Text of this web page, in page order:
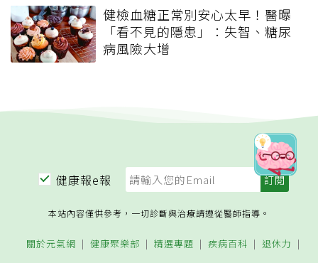
健檢血糖正常別安心太早！醫曝
「看不見的隱患」：失智、糖尿
病風險大增
健康報e報
本站內容僅供參考，一切診斷與治療請遵從醫師指導。
關於元氣網 健康聚樂部 精選專題 疾病百科
退休力